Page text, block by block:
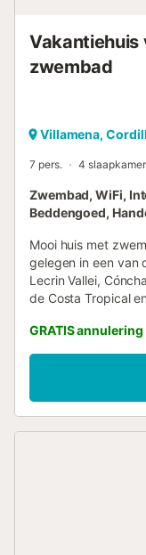
Vakantiehuis
zwembad
Villamena,
7 pers. 4
Zwembad, WiFi,
Beddengoed,
Mooi huis met
gelegen in een van
Lecrin Vallei,
de Costa Tropical
badkamers,
uitgeruste keuken
en airconditioning.
naast het
doorbrengen.
GRATIS annulering